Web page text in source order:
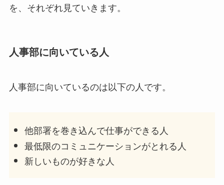
を、それぞれ見ていきます。
人事部に向いている人
人事部に向いているのは以下の人です。
他部署を巻き込んで仕事ができる人
最低限のコミュニケーションがとれる人
新しいものが好きな人